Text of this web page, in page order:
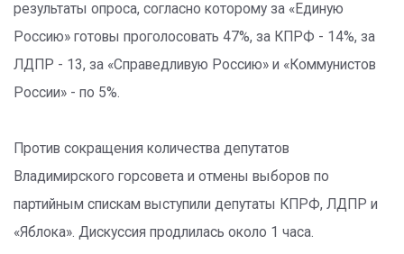
результаты опроса, согласно которому за «Единую
Россию» готовы проголосовать 47%, за КПРФ - 14%, за
ЛДПР - 13, за «Справедливую Россию» и «Коммунистов
России» - по 5%.
Против сокращения количества депутатов
Владимирского горсовета и отмены выборов по
партийным спискам выступили депутаты КПРФ, ЛДПР и
«Яблока». Дискуссия продлилась около 1 часа.